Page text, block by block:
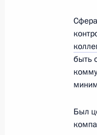
10
10
быть
Был